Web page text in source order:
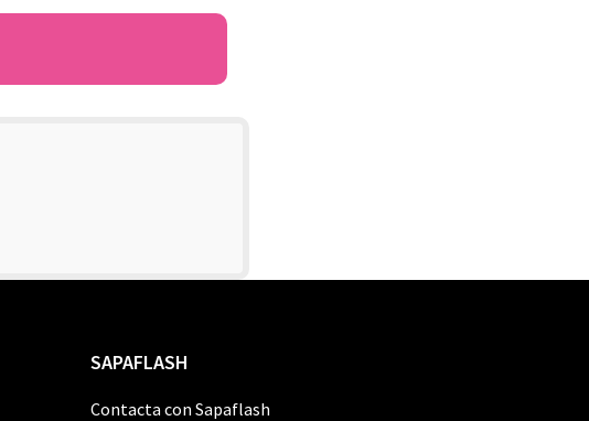
SAPAFLASH
Contacta con Sapaflash